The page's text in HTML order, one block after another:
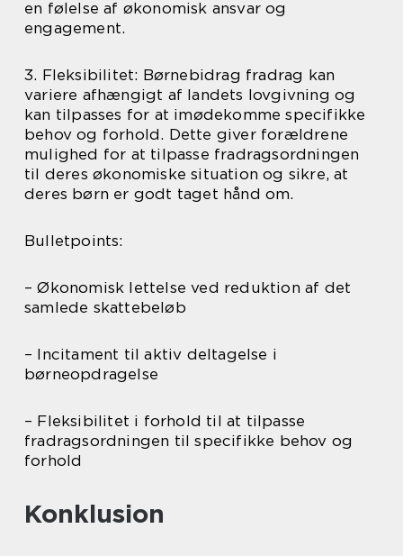
en følelse af økonomisk ansvar og
engagement.
3. Fleksibilitet: Børnebidrag fradrag kan
variere afhængigt af landets lovgivning og
kan tilpasses for at imødekomme specifikke
behov og forhold. Dette giver forældrene
mulighed for at tilpasse fradragsordningen
til deres økonomiske situation og sikre, at
deres børn er godt taget hånd om.
Bulletpoints:
– Økonomisk lettelse ved reduktion af det
samlede skattebeløb
– Incitament til aktiv deltagelse i
børneopdragelse
– Fleksibilitet i forhold til at tilpasse
fradragsordningen til specifikke behov og
forhold
Konklusion